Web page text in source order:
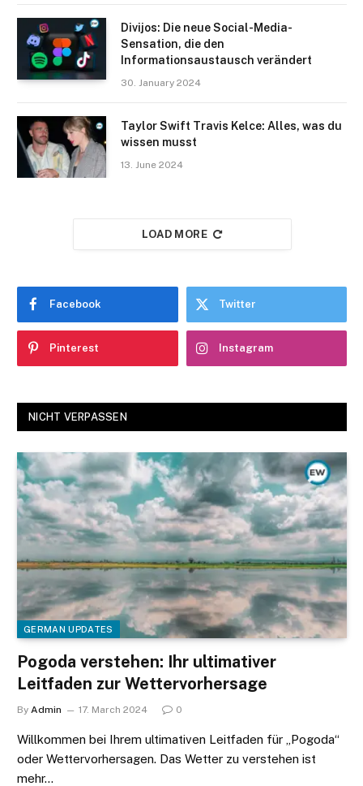
Divijos: Die neue Social-Media-
Sensation, die den
Informationsaustausch verändert
30. January 2024
Taylor Swift Travis Kelce: Alles, was du
wissen musst
13. June 2024
LOAD MORE
Facebook Twitter
Pinterest Instagram
NICHT VERPASSEN
GERMAN UPDATES
Pogoda verstehen: Ihr ultimativer
Leitfaden zur Wettervorhersage
By Admin 17. March 2024 0
Willkommen bei Ihrem ultimativen Leitfaden für „Pogoda“
oder Wettervorhersagen. Das Wetter zu verstehen ist
mehr…